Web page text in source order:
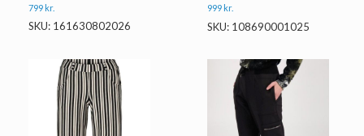
799kr.
SKU: 161630802026
999 kr.
SKU: 108690001025